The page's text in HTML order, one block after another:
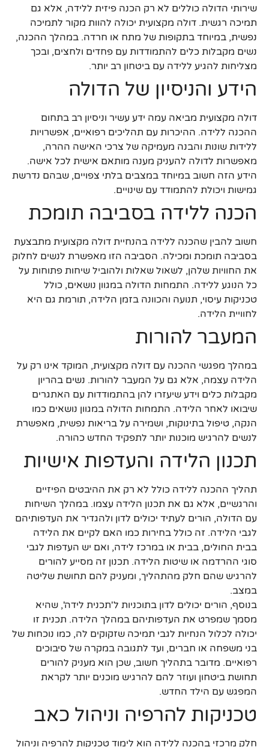
שירותי הדולה כוללים לא רק הכנה פיזית ללידה, אלא גם
תמיכה רגשית. דולה מקצועית יכולה להוות מקור לתמיכה
נפשית, במיוחד בתקופות של מתח או חרדה. במהלך ההכנה,
נשים מקבלות כלים להתמודדות עם פחדים ולחצים, ובכך
מצליחות להגיע ללידה עם ביטחון רב יותר.
הידע והניסיון של הדולה
דולה מקצועית מביאה עמה ידע עשיר וניסיון רב בתחום
ההכנה ללידה. ההיכרות עם תהליכים רפואיים, אפשרויות
ללידות שונות והבנה מעמיקה של צרכי האישה ההרה,
מאפשרות לדולה להעניק מענה מותאם אישית לכל אישה.
הידע הזה חשוב במיוחד במצבים בלתי צפויים, שבהם נדרשת
גמישות ויכולת להתמודד עם שינויים.
הכנה ללידה בסביבה תומכת
חשוב להבין שהכנה ללידה בהנחיית דולה מקצועית מתבצעת
בסביבה תומכת ומכילה. הסביבה הזו מאפשרת לנשים לחלוק
את החוויות שלהן, לשאול שאלות ולהוביל שיחות פתוחות על
כל הנוגע ללידה. התמחות הדולה במגוון נושאים, כולל
טכניקות עיסוי, תנועה והכוונה בזמן הלידה, תורמת גם היא
לחוויית הלידה.
המעבר להורות
במהלך מפגשי ההכנה עם דולה מקצועית, המוקד אינו רק על
הלידה עצמה, אלא גם על המעבר להורות. נשים בהריון
מקבלות כלים וידע שיעזרו להן בהתמודדות עם האתגרים
שיבואו לאחר הלידה. התמחות הדולה במגוון נושאים כמו
הנקה, טיפול בתינוקות, ושמירה על בריאות נפשית, מאפשרת
לנשים להרגיש מוכנות יותר לתפקיד החדש כהורה.
תכנון הלידה והעדפות אישיות
תהליך ההכנה ללידה כולל לא רק את ההיבטים הפיזיים
והרגשיים, אלא גם את תכנון הלידה עצמו. במהלך השיחות
עם הדולה, הורים לעתיד יכולים לדון ולהגדיר את העדפותיהם
לגבי הלידה. זה כולל בחירות כמו האם לקיים את הלידה
בבית החולים, בבית או במרכז לידה, ואם יש העדפות לגבי
סוגי ההרדמה או שיטות הלידה. תכנון זה מסייע להורים
להרגיש שהם חלק מהתהליך, ומעניק להם תחושת שליטה
במצב.
בנוסף, הורים יכולים לדון בתוכניות ל'תכנית לידה', שהיא
מסמך שמפרט את העדפותיהם במהלך הלידה. תכנית זו
יכולה לכלול הנחיות לגבי תמיכה שזקוקים לה, כמו נוכחות של
בני משפחה או חברים, ועד לתגובה במקרה של סיבוכים
רפואיים. מדובר בתהליך חשוב, שכן הוא מעניק להורים
תחושת ביטחון ועוזר להם להרגיש מוכנים יותר לקראת
המפגש עם הילד החדש.
טכניקות להרפיה וניהול כאב
חלק מרכזי בהכנה ללידה הוא לימוד טכניקות להרפיה וניהול